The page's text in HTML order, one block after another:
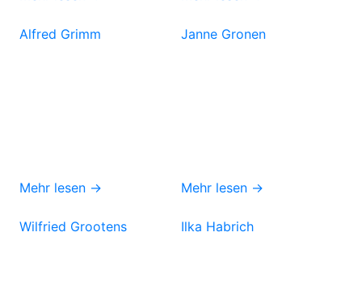
Alfred Grimm
Mehr lesen →
Janne Gronen
Mehr lesen →
Wilfried Grootens Ilka Habrich